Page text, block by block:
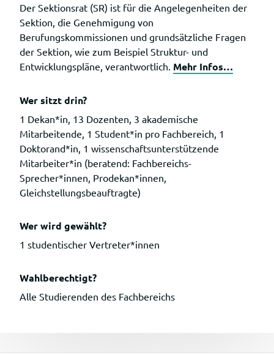
Der Sektionsrat (SR) ist für die Angelegenheiten der
Sektion, die Genehmigung von
Berufungskommissionen und grundsätzliche Fragen
der Sektion, wie zum Beispiel Struktur- und
Entwicklungspläne, verantwortlich. Mehr Infos…
Wer sitzt drin?
1 Dekan*in, 13 Dozenten, 3 akademische
Mitarbeitende, 1 Student*in pro Fachbereich, 1
Doktorand*in, 1 wissenschaftsunterstützende
Mitarbeiter*in (beratend: Fachbereichs-
Sprecher*innen, Prodekan*innen,
Gleichstellungsbeauftragte)
Wer wird gewählt?
1 studentischer Vertreter*innen
Wahlberechtigt?
Alle Studierenden des Fachbereichs